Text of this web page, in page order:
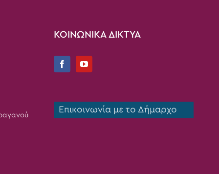
ΚΟΙΝΩΝΙΚΑ ΔΙΚΤΥΑ
Επικοινωνία με το Δήμαρχο